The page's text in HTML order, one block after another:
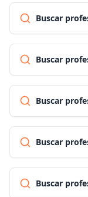
Buscar
Buscar
Buscar
Buscar
Buscar